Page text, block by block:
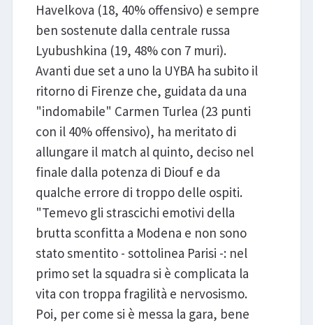
Havelkova (18, 40% offensivo) e sempre
ben sostenute dalla centrale russa
Lyubushkina (19, 48% con 7 muri).
Avanti due set a uno la UYBA ha subito il
ritorno di Firenze che, guidata da una
"indomabile" Carmen Turlea (23 punti
con il 40% offensivo), ha meritato di
allungare il match al quinto, deciso nel
finale dalla potenza di Diouf e da
qualche errore di troppo delle ospiti.
"Temevo gli strascichi emotivi della
brutta sconfitta a Modena e non sono
stato smentito - sottolinea Parisi -: nel
primo set la squadra si è complicata la
vita con troppa fragilità e nervosismo.
Poi, per come si è messa la gara, bene